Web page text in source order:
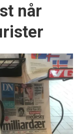
når